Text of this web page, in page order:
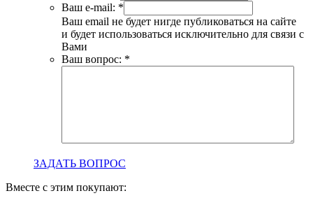
Ваш e-mail: *
Ваш email не будет нигде публиковаться на сайте
и будет использоваться исключительно для связи с
Вами
Ваш вопрос: *
ЗАДАТЬ ВОПРОС
Вместе с этим покупают: